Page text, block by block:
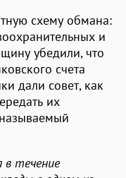
схему обмана:
и
убедили, что
счета
дали совет, как
их
в течение